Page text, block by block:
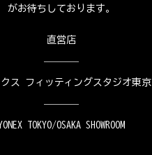
がお待ちしております。
直営店
クス フィッティングスタジオ東京
TOKYO/OSAKA SHOWROOM